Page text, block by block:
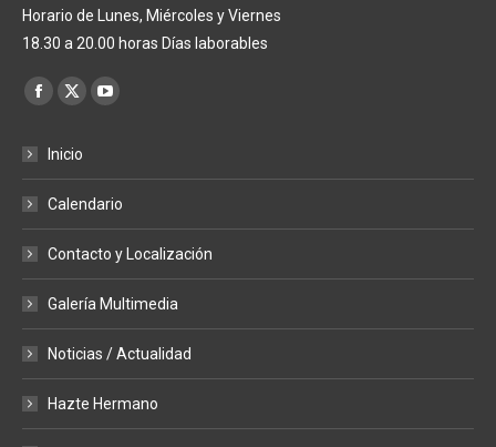
Horario de Lunes, Miércoles y Viernes
18.30 a 20.00 horas Días laborables
Encuéntranos en:
Facebook
opens
window
X
opens
window
YouTube
window
Inicio
Calendario
Contacto y Localización
Galería Multimedia
Noticias / Actualidad
Hazte Hermano